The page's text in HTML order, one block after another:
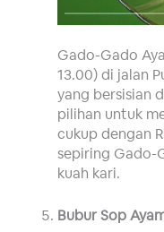
Gado-Gado
13.00) di jalan
yang bersisian
pilihan untuk
cukup dengan
sepiring Gado-
kuah kari.
Bubur Sop